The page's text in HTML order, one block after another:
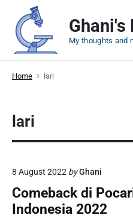
Ghani's
My thoughts and
Home lari
lari
8 August 2022 byGhani
Comeback di
Indonesia 2022